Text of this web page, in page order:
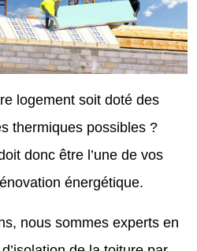
logement soit doté des
thermiques possibles ?
donc être l’une de vos
énergétique.
nous sommes experts en